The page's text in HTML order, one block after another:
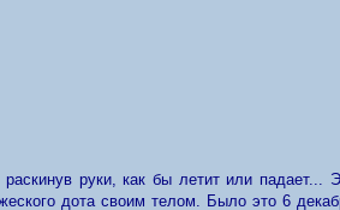
руки, как бы летит или падает...
дота своим телом. Было это 6